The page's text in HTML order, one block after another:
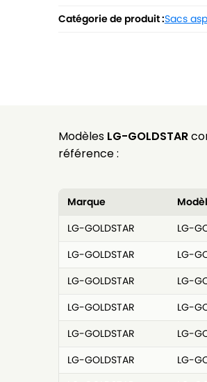
Catégorie de produit :Sacs
Modèles LG-GOLDSTAR
référence :
Marque
LG-GOLDSTAR
LG-
LG-GOLDSTAR
LG-
LG-GOLDSTAR
LG-
LG-GOLDSTAR
LG-
LG-GOLDSTAR
LG-
LG-GOLDSTAR
LG-